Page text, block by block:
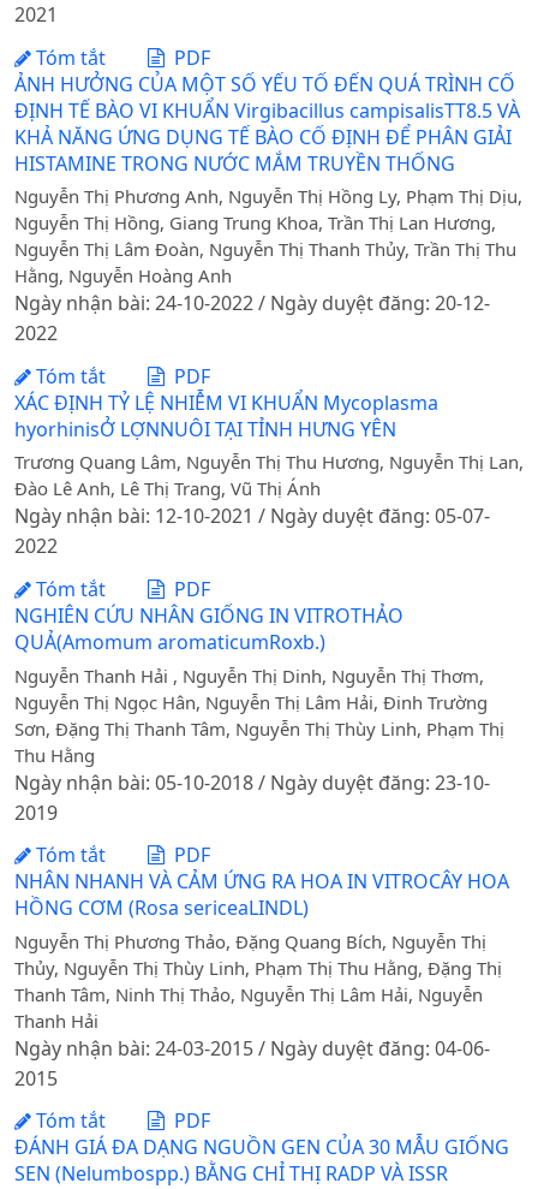
2021
Tóm tắt
PDF
ẢNH HƯỞNG CỦA MỘT SỐ YẾU TỐ ĐẾN QUÁ TRÌNH CỐ
ĐỊNH TẾ BÀO VI KHUẨN Virgibacillus campisalisTT8.5 VÀ
KHẢ NĂNG ỨNG DỤNG TẾ BÀO CỐ ĐỊNH ĐỂ PHÂN GIẢI
HISTAMINE TRONG NƯỚC MẮM TRUYỀN THỐNG
Nguyễn Thị Phương Anh, Nguyễn Thị Hồng Ly, Phạm Thị Dịu,
Nguyễn Thị Hồng, Giang Trung Khoa, Trần Thị Lan Hương,
Nguyễn Thị Lâm Đoàn, Nguyễn Thị Thanh Thủy, Trần Thị Thu
Hằng, Nguyễn Hoàng Anh
Ngày nhận bài: 24-10-2022 / Ngày duyệt đăng: 20-12-
2022
Tóm tắt
PDF
XÁC ĐỊNH TỶ LỆ NHIỄM VI KHUẨN Mycoplasma
hyorhinisỞ LỢNNUÔI TẠI TỈNH HƯNG YÊN
Trương Quang Lâm, Nguyễn Thị Thu Hương, Nguyễn Thị Lan,
Đào Lê Anh, Lê Thị Trang, Vũ Thị Ánh
Ngày nhận bài: 12-10-2021 / Ngày duyệt đăng: 05-07-
2022
Tóm tắt
PDF
NGHIÊN CỨU NHÂN GIỐNG IN VITROTHẢO
QUẢ(Amomum aromaticumRoxb.)
Nguyễn Thanh Hải , Nguyễn Thị Dinh, Nguyễn Thị Thơm,
Nguyễn Thị Ngọc Hân, Nguyễn Thị Lâm Hải, Đinh Trường
Sơn, Đặng Thị Thanh Tâm, Nguyễn Thị Thùy Linh, Phạm Thị
Thu Hằng
Ngày nhận bài: 05-10-2018 / Ngày duyệt đăng: 23-10-
2019
Tóm tắt
PDF
NHÂN NHANH VÀ CẢM ỨNG RA HOA IN VITROCÂY HOA
HỒNG CƠM (Rosa sericeaLINDL)
Nguyễn Thị Phương Thảo, Đặng Quang Bích, Nguyễn Thị
Thủy, Nguyễn Thị Thùy Linh, Phạm Thị Thu Hằng, Đặng Thị
Thanh Tâm, Ninh Thị Thảo, Nguyễn Thị Lâm Hải, Nguyễn
Thanh Hải
Ngày nhận bài: 24-03-2015 / Ngày duyệt đăng: 04-06-
2015
Tóm tắt
PDF
ĐÁNH GIÁ ĐA DẠNG NGUỒN GEN CỦA 30 MẪU GIỐNG
SEN (Nelumbospp.) BẰNG CHỈ THỊ RADP VÀ ISSR